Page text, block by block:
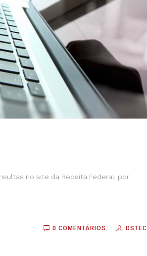
no site da Receita Federal, por
0 COMENTÁRIOS DSTEC